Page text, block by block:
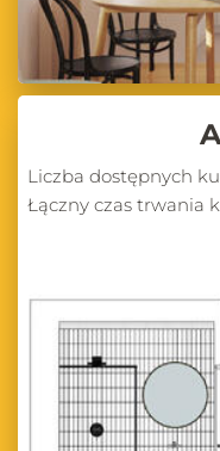
Liczba dostępnych
Łączny czas trwania